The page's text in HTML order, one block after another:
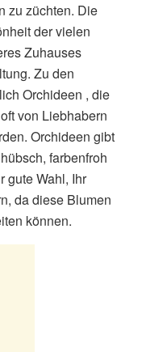
zu züchten. Die
der vielen
Zuhauses
Zu den
Orchideen , die
von Liebhabern
Orchideen gibt
farbenfroh
gute Wahl, Ihr
da diese Blumen
können.